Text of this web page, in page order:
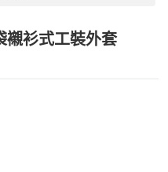
襯衫式工裝外套